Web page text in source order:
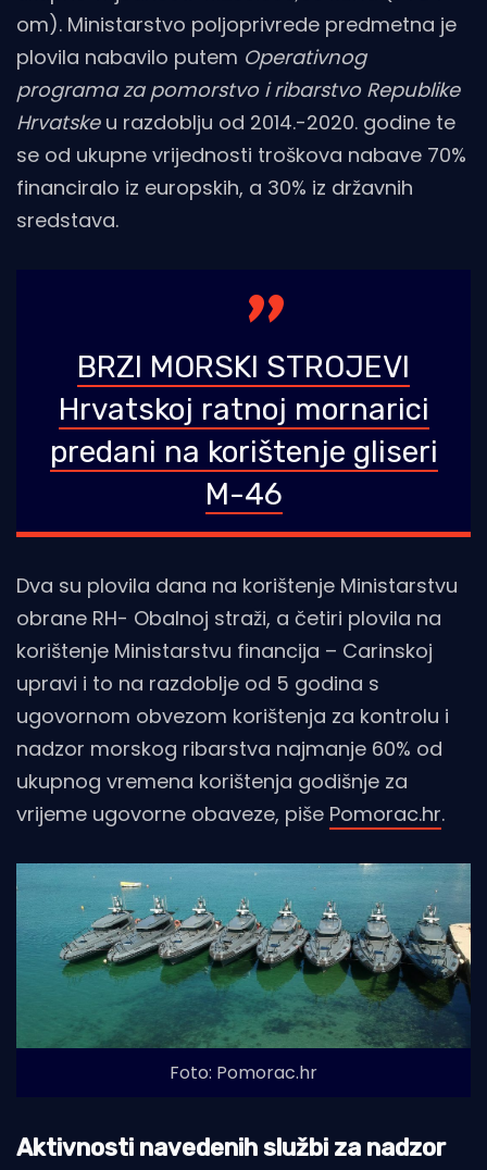
om). Ministarstvo poljoprivrede predmetna je
plovila nabavilo putem Operativnog
programa za pomorstvo i ribarstvo Republike
Hrvatskeu razdoblju od 2014.-2020. godine te
se od ukupne vrijednosti troškova nabave 70%
financiralo iz europskih, a 30% iz državnih
sredstava.
BRZI MORSKI STROJEVI
Hrvatskoj ratnoj mornarici
predani na korištenje gliseri
M-46
Dva su plovila dana na korištenje Ministarstvu
obrane RH- Obalnoj straži, a četiri plovila na
korištenje Ministarstvu financija – Carinskoj
upravi i to na razdoblje od 5 godina s
ugovornom obvezom korištenja za kontrolu i
nadzor morskog ribarstva najmanje 60% od
ukupnog vremena korištenja godišnje za
vrijeme ugovorne obaveze, piše Pomorac.hr.
Foto: Pomorac.hr
Aktivnosti navedenih službi za nadzor